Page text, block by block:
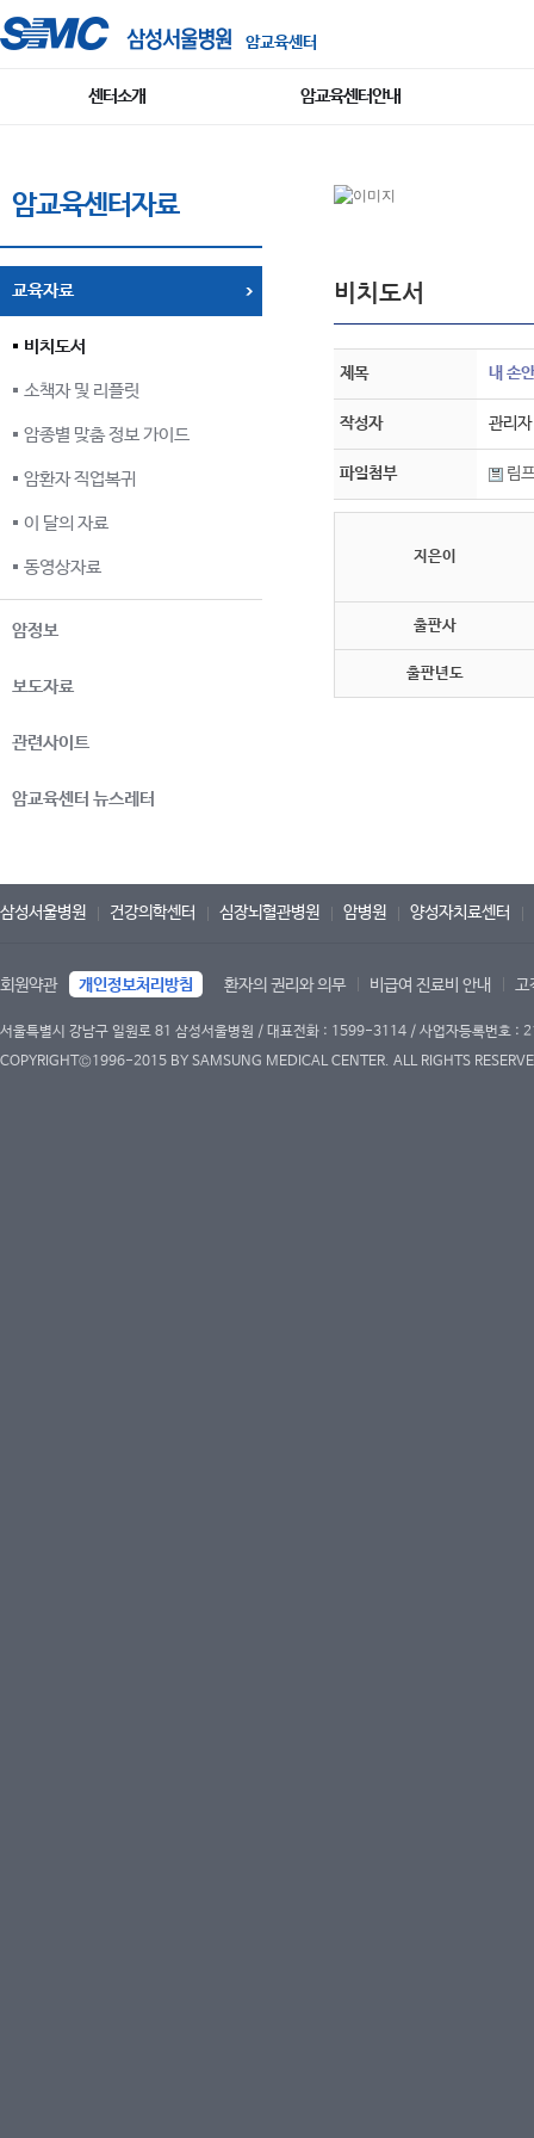
암교육센터
센터소개 암교육센터안내
암교육센터자료
교육자료
비치도서
소책자 및 리플릿
암종별 맞춤 정보 가이드
암환자 직업복귀
이 달의 자료
동영상자료
암정보
보도자료
관련사이트
암교육센터 뉴스레터
비치도서
제목 내 손
작성자 관리자
파일첨부 림
지은이
출판사
출판년도
삼성서울병원 건강의학센터 심장뇌혈관병원 암병원 양성자치료센터
회원약관 개인정보처리방침 환자의 권리와 의무 비급여 진료비 안내 고
서울특별시 강남구 일원로 81 삼성서울병원 / 대표전화 : 1599-3114 / 사업자등록번호
COPYRIGHT©1996-2015 BY SAMSUNG MEDICAL CENTER. ALL RIGHTS